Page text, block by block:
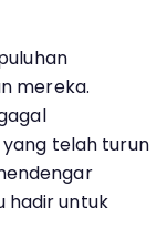
mereka.
telah turun
hadir untuk